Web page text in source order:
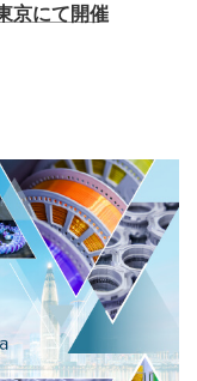
京にて開催